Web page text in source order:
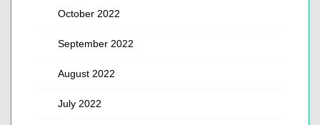
October 2022
September 2022
August 2022
July 2022